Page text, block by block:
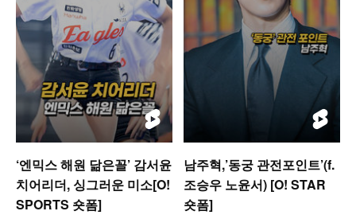
‘엔믹스 해원 닮은꼴’ 감서윤
치어리더, 싱그러운 미소[O!
SPORTS 숏폼]
남주혁,’동궁 관전포인트’(f.
조승우 노윤서) [O! STAR
숏폼]